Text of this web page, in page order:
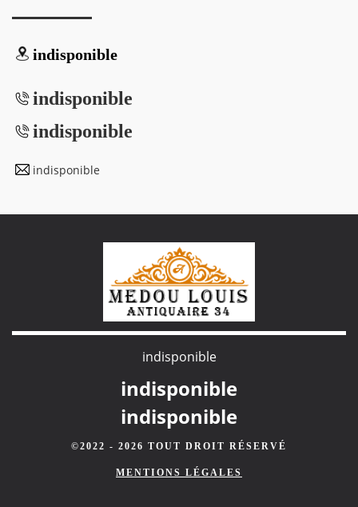
indisponible
indisponible
indisponible
indisponible
indisponible
indisponible
indisponible
©2022 - 2026 TOUT DROIT RÉSERVÉ
MENTIONS LÉGALES